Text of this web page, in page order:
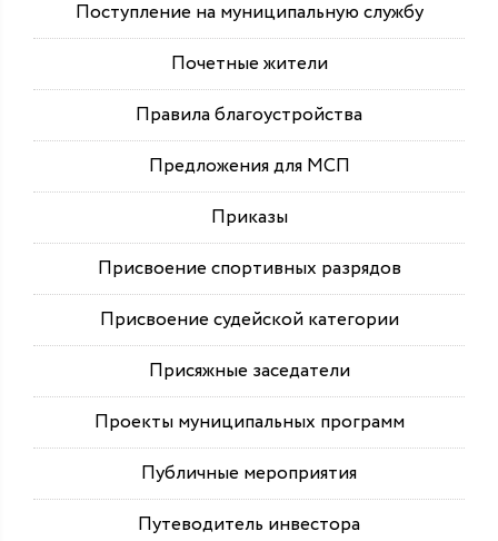
Поступление на муниципальную службу
Почетные жители
Правила благоустройства
Предложения для МСП
Приказы
Присвоение спортивных разрядов
Присвоение судейской категории
Присяжные заседатели
Проекты муниципальных программ
Публичные мероприятия
Путеводитель инвестора